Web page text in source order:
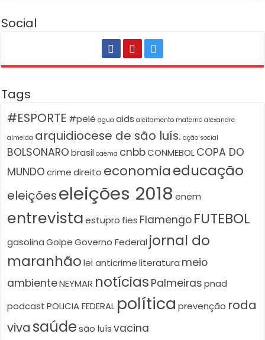
Social
Tags
#ESPORTE #pelé agua aids aleitamento materno alexandre
almeida arquidiocese de são luís. ação social
BOLSONARO brasil caema cnbbCONMEBOLCOPA DO
MUNDO crime direito economiaeducação
eleiçõeseleições 2018 enem
entrevista estupro fies Flamengo FUTEBOL
gasolina Golpe Governo Federal jornal do
maranhão lei anticrime literatura meio
ambienteNEYMAR notícias Palmeiras pnad
podcast POLICIA FEDERAL política prevenção roda
viva saúde são luís vacina